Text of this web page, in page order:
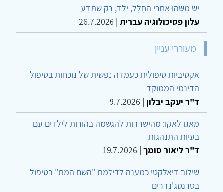
יֵשׁ מַשֶּׁהוּ אַחֲרֵי הֶחָלָל, יֶלֶד, רַק שֶׁתֵּדַע
עלון פסיכולוגיה עברית |
26.7.2026
מעוררי עניין
אקטיביות טיפולית כעמדה נפשית של נוכחות בטיפול
הדינמי הממוקד
ד"ר יעקב יבלון |
9.7.2026
מאגו לאקו: מהישרדות להגשמה בהורות לילדים עם
בעיות התנהגות
ד"ר ליאור סומך |
19.7.2026
שילוב דיאלקטי כמענה לדילמת "השם המת" בטיפול
בטרנסג'נדרים